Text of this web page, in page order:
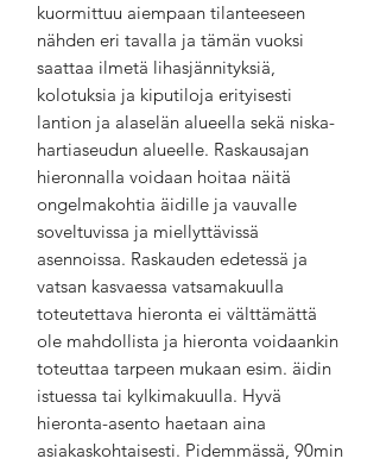
kuormittuu aiempaan tilanteeseen
nähden eri tavalla ja tämän vuoksi
saattaa ilmetä lihasjännityksiä,
kolotuksia ja kiputiloja erityisesti
lantion ja alaselän alueella sekä niska-
hartiaseudun alueelle. Raskausajan
hieronnalla voidaan hoitaa näitä
ongelmakohtia äidille ja vauvalle
soveltuvissa ja miellyttävissä
asennoissa. Raskauden edetessä ja
vatsan kasvaessa vatsamakuulla
toteutettava hieronta ei välttämättä
ole mahdollista ja hieronta voidaankin
toteuttaa tarpeen mukaan esim. äidin
istuessa tai kylkimakuulla. Hyvä
hieronta-asento haetaan aina
asiakaskohtaisesti. Pidemmässä, 90min